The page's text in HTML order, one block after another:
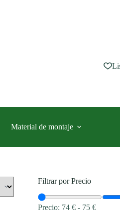
Material de montaje
Filtrar por Precio
Precio: 74 € - 75 €